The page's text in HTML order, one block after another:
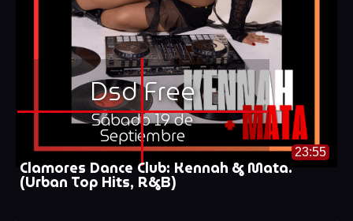
Dsd Free
Sábado 19 de
Septiembre
23:55
Clamores Dance Club: Kennah & Mata.
(Urban Top Hits, R&B)